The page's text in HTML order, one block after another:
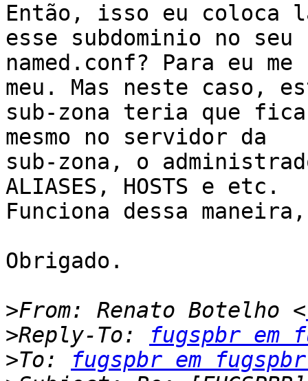
Então, isso eu coloca
esse subdominio no seu
named.conf? Para eu
meu. Mas neste caso,
sub-zona teria que
mesmo no servidor da
sub-zona, o
ALIASES, HOSTS e etc.
Funciona dessa
Obrigado.
>From: Renato Botelho <
>Reply-To:
fugspbr em
>To:
fugspbr em